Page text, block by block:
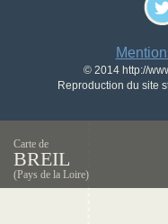
© 2014 http://
Reproduction du site
Carte de
BREIL
(Pays de la Loire)